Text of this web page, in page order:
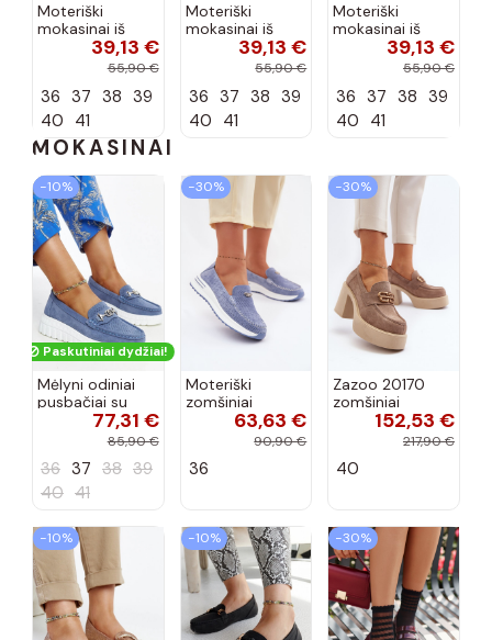
Moteriški
mokasinai iš
dirbtinės
zomšos, rudos
39,13 €
55,90 €
36 37 38 39
40 41
Moteriški
mokasinai iš
dirbtinės
zomšos, molio
39,13 €
55,90 €
36 37 38 39
40 41
Moteriški
mokasinai iš
dirbtinės
zomšos, smėlio
39,13 €
55,90 €
36 37 38 39
40 41
MOKASINAI
−10%
Paskutiniai dydžiai!
Mėlyni odiniai
pusbačiai su
dekoratyvine
sagtimi Taija
77,31 €
85,90 €
36 37 38 39
40 41
−30%
Moteriški
zomšiniai
mokasinai
Demela mėlynos
63,63 €
90,90 €
36
−30%
Zazoo 20170
zomšiniai
bateliai su
kulniukais smėlio
152,53 €
217,90 €
40
−10% −10% −30%